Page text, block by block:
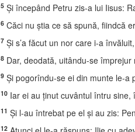
5 Şi începând Petru zis-a lui Iisus:
6 Căci nu ştia ce să spună, fiindcă
7 Şi s’a făcut un nor care i-a
8 Dar, deodată, uitându-se
9 Şi pogorîndu-se ei din munte le-a
10 Iar ei au ţinut cuvântul întru
11 Şi l-au întrebat pe el şi au zis:
12